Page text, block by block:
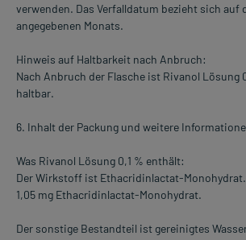
verwenden. Das Verfalldatum bezieht sich auf
angegebenen Monats.
Hinweis auf Haltbarkeit nach Anbruch:
Nach Anbruch der Flasche ist Rivanol Lösung
haltbar.
6. Inhalt der Packung und weitere
Was Rivanol Lösung 0,1 % enthält:
Der Wirkstoff ist Ethacridinlactat-
1,05 mg Ethacridinlactat-Monohydrat.
Der sonstige Bestandteil ist gereinigtes